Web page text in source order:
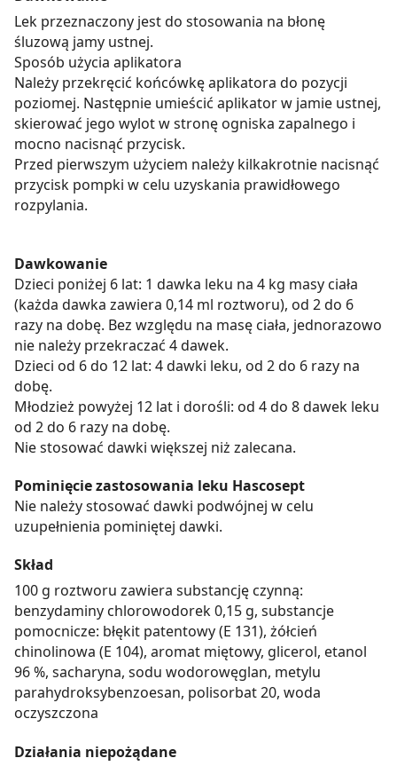
Lek przeznaczony jest do stosowania na błonę
śluzową jamy ustnej.
Sposób użycia aplikatora
Należy przekręcić końcówkę aplikatora do pozycji
poziomej. Następnie umieścić aplikator w jamie ustnej,
skierować jego wylot w stronę ogniska zapalnego i
mocno nacisnąć przycisk.
Przed pierwszym użyciem należy kilkakrotnie nacisnąć
przycisk pompki w celu uzyskania prawidłowego
rozpylania.
Dawkowanie
Dzieci poniżej 6 lat: 1 dawka leku na 4 kg masy ciała
(każda dawka zawiera 0,14 ml roztworu), od 2 do 6
razy na dobę. Bez względu na masę ciała, jednorazowo
nie należy przekraczać 4 dawek.
Dzieci od 6 do 12 lat: 4 dawki leku, od 2 do 6 razy na
dobę.
Młodzież powyżej 12 lat i dorośli: od 4 do 8 dawek leku
od 2 do 6 razy na dobę.
Nie stosować dawki większej niż zalecana.
Pominięcie zastosowania leku Hascosept
Nie należy stosować dawki podwójnej w celu
uzupełnienia pominiętej dawki.
Skład
100 g roztworu zawiera substancję czynną:
benzydaminy chlorowodorek 0,15 g, substancje
pomocnicze: błękit patentowy (E 131), żółcień
chinolinowa (E 104), aromat miętowy, glicerol, etanol
96 %, sacharyna, sodu wodorowęglan, metylu
parahydroksybenzoesan, polisorbat 20, woda
oczyszczona
Działania niepożądane